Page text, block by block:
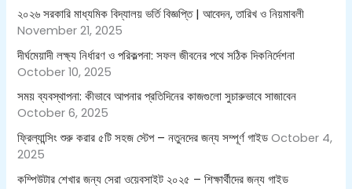
r
:
২০২৬ সরকারি মাধ্যমিক বিদ্যালয় ভর্তি বিজ্ঞপ্তি | আবেদন, তারিখ ও নিয়মাবলী
November 21, 2025
দীর্ঘমেয়াদী লক্ষ্য নির্ধারণ ও পরিকল্পনা: সফল জীবনের পথে সঠিক দিকনির্দেশনা
October 10, 2025
সময় ব্যবস্থাপনা: কীভাবে আপনার প্রতিদিনের কাজগুলো সুচারুভাবে সাজাবেন
October 6, 2025
ফ্রিল্যান্সিং শুরু করার ৫টি সহজ স্টেপ – নতুনদের জন্য সম্পূর্ণ গাইড October 4,
2025
কম্পিউটার শেখার জন্য সেরা ওয়েবসাইট ২০২৫ – শিক্ষার্থীদের জন্য গাইড